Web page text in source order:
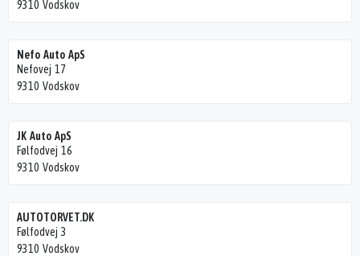
9310 Vodskov
Nefo Auto ApS
Nefovej 17
9310 Vodskov
JK Auto ApS
Følfodvej 16
9310 Vodskov
AUTOTORVET.DK
Følfodvej 3
9310 Vodskov